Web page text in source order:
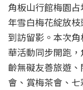
角板山行館梅園
年雪白梅花綻放
到訪留影。本次
華活動同步開跑
齡無礙友善旅遊
會、賞梅茶會、